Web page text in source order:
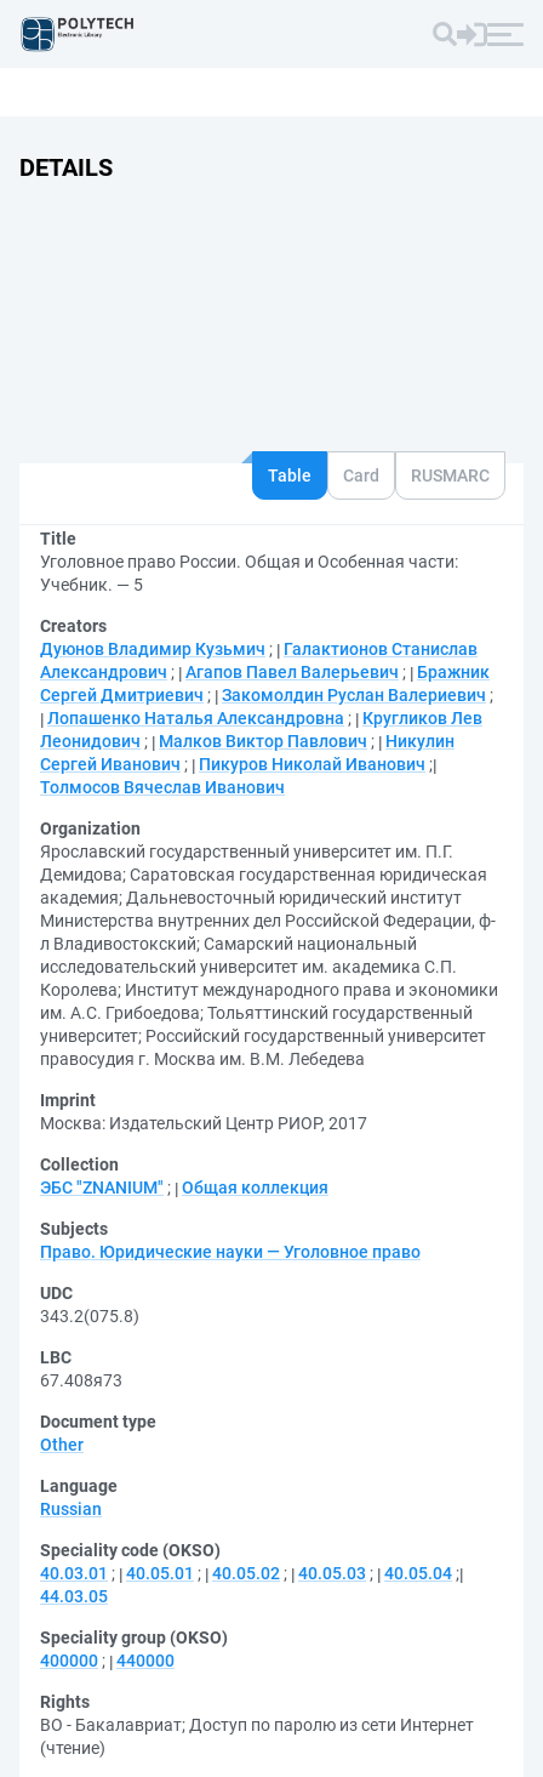
DETAILS
Table Card RUSMARC
Title
Уголовное право России. Общая и Особенная части:
Учебник. — 5
Creators
Дуюнов Владимир Кузьмич ;
Галактионов Станислав
Александрович ; Агапов Павел Валерьевич ;
Бражник
Сергей Дмитриевич ; Закомолдин Руслан Валериевич ;
Лопашенко Наталья Александровна ;
Кругликов Лев
Леонидович ; Малков Виктор Павлович ;
Никулин
Сергей Иванович ; Пикуров Николай Иванович ;
Толмосов Вячеслав Иванович
Organization
Ярославский государственный университет им. П.Г.
Демидова;Саратовская государственная юридическая
академия; Дальневосточный юридический институт
Министерства внутренних дел Российской Федерации, ф-
л Владивостокский;Самарский национальный
исследовательский университет им. академика С.П.
Королева; Институт международного права и экономики
им. А.С. Грибоедова;Тольяттинский государственный
университет; Российский государственный университет
правосудия г. Москва им. В.М. Лебедева
Imprint
Москва: Издательский Центр РИОР, 2017
Collection
ЭБС "ZNANIUM" ; Общая коллекция
Subjects
Право. Юридические науки — Уголовное право
UDC
343.2(075.8)
LBC
67.408я73
Document type
Other
Language
Russian
Speciality code (OKSO)
40.03.01 ; 40.05.01 ; 40.05.02 ; 40.05.03 ; 40.05.04 ;
44.03.05
Speciality group (OKSO)
400000 ; 440000
Rights
ВО - Бакалавриат; Доступ по паролю из сети Интернет
(чтение)